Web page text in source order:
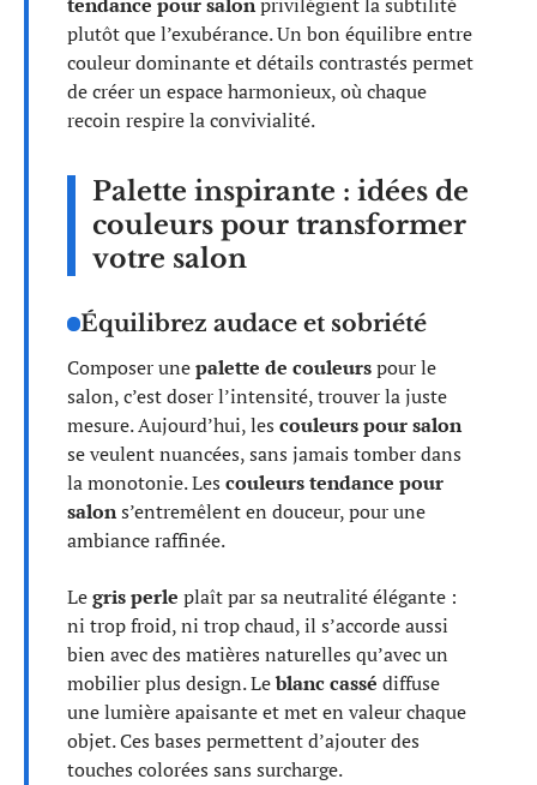
plutôt que l’exubérance. Un bon équilibre entre
couleur dominante et détails contrastés permet
de créer un espace harmonieux, où chaque
recoin respire la convivialité.
Palette inspirante : idées de
couleurs pour transformer
votre salon
Équilibrez audace et sobriété
Composer unepalette de couleurspour le
salon, c’est doser l’intensité, trouver la juste
mesure. Aujourd’hui, les couleurs pour salon
se veulent nuancées, sans jamais tomber dans
la monotonie. Les couleurs tendance pour
salons’entremêlent en douceur, pour une
ambiance raffinée.
Legris perle plaît par sa neutralité élégante :
ni trop froid, ni trop chaud, il s’accorde aussi
bien avec des matières naturelles qu’avec un
mobilier plus design. Leblanc cassé diffuse
une lumière apaisante et met en valeur chaque
objet. Ces bases permettent d’ajouter des
touches colorées sans surcharge.